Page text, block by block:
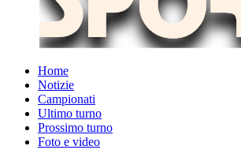
Home
Notizie
Campionati
Ultimo turno
Prossimo turno
Foto e video